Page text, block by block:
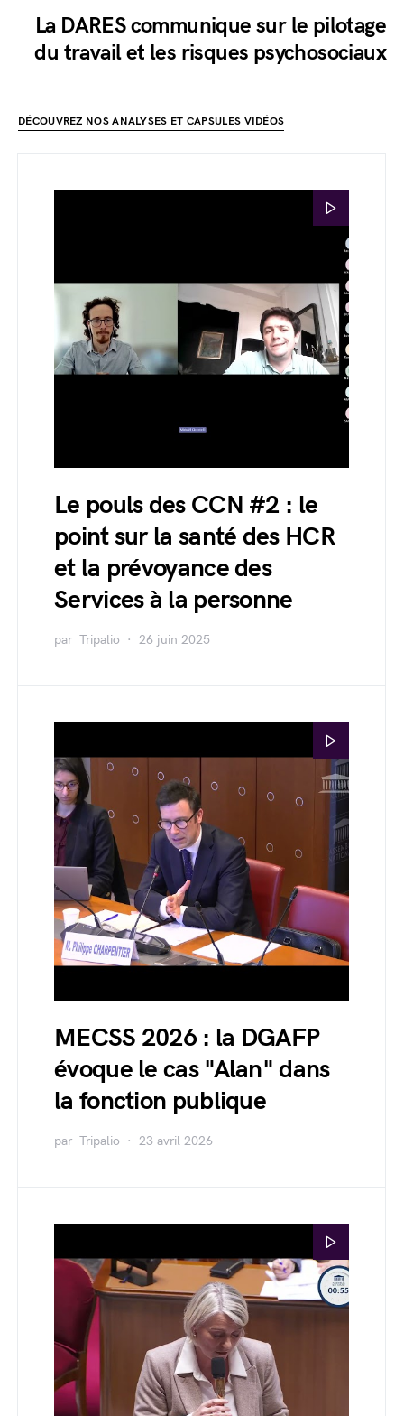
La DARES communique sur le pilotage
du travail et les risques psychosociaux
DÉCOUVREZ NOS ANALYSES ET CAPSULES VIDÉOS
Le pouls des CCN #2 : le
point sur la santé des HCR
et la prévoyance des
Services à la personne
par Tripalio 26 juin 2025
MECSS 2026 : la DGAFP
évoque le cas "Alan" dans
la fonction publique
par Tripalio 23 avril 2026